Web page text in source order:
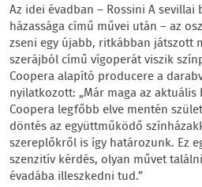
Az idei évadban – Rossini A sevillai
házassága című művei után – az
zseni egy újabb, ritkábban játszott
szerájból című vígoperát viszik
Coopera alapító producere a
nyilatkozott: „Már maga az
Coopera legfőbb elve mentén
döntés az együttműködő
szereplőkről is így határozunk. Ez
szenzitív kérdés, olyan művet
évadába illeszkedni tud.”